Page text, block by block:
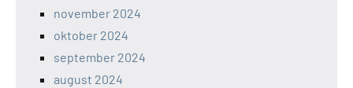
november 2024
oktober 2024
september 2024
august 2024